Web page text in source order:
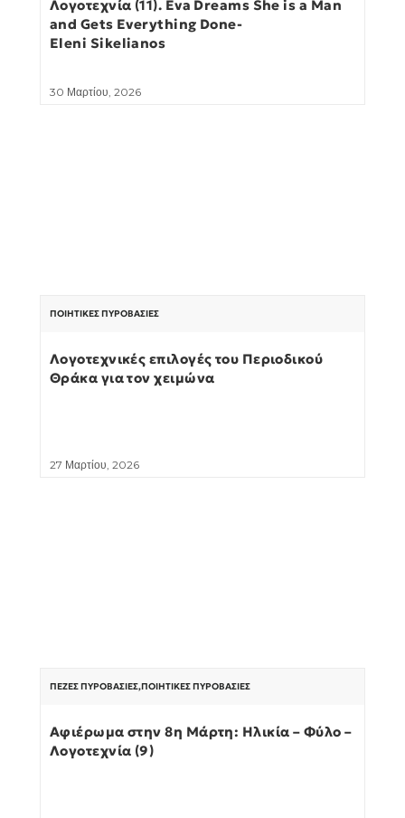
Λογοτεχνία (11). Eva Dreams She is a Man
and Gets Everything Done-
Eleni Sikelianos
30 Μαρτίου, 2026
ΠΟΙΗΤΙΚΈΣ ΠΥΡΟΒΑΣΊΕΣ
Λογοτεχνικές επιλογές του Περιοδικού
Θράκα για τον χειμώνα
27 Μαρτίου, 2026
ΠΕΖΈΣ ΠΥΡΟΒΑΣΊΕΣ,ΠΟΙΗΤΙΚΈΣ ΠΥΡΟΒΑΣΊΕΣ
Αφιέρωμα στην 8η Μάρτη: Ηλικία – Φύλο –
Λογοτεχνία (9)